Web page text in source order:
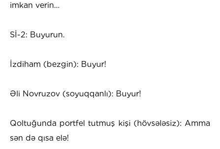
imkan verin…
Sİ-2: Buyurun.
İzdiham (bezgin): Buyur!
Əli Novruzov (soyuqqanlı): Buyur!
Qoltuğunda portfel tutmuş kişi (hövsələsiz): Amma
sən də qısa elə!